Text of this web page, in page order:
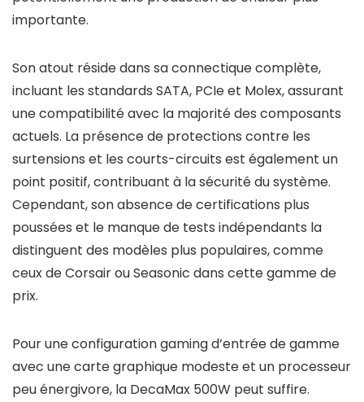
importante.
Son atout réside dans sa connectique complète,
incluant les standards SATA, PCIe et Molex, assurant
une compatibilité avec la majorité des composants
actuels. La présence de protections contre les
surtensions et les courts-circuits est également un
point positif, contribuant à la sécurité du système.
Cependant, son absence de certifications plus
poussées et le manque de tests indépendants la
distinguent des modèles plus populaires, comme
ceux de Corsair ou Seasonic dans cette gamme de
prix.
Pour une configuration gaming d’entrée de gamme
avec une carte graphique modeste et un processeur
peu énergivore, la DecaMax 500W peut suffire.